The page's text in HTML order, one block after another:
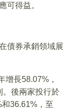
可得益。
債券承銷領域展
增長58.07%，
。後兩家投行於
36.61%，至